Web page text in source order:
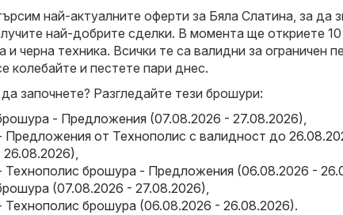
най-актуалните оферти за Бяла Слатина, за да
най-добрите сделки. В момента ще откриете
и черна техника. Всички те са валидни за ограничен
колебайте и пестете пари днес.
започнете? Разгледайте тези брошури:
- Предложения (07.08.2026 - 27.08.2026),
Предложения от Технополис с валидност до
,
Технополис брошура - Предложения (06.08.2026 -
(07.08.2026 - 27.08.2026),
Технополис брошура (06.08.2026 - 26.08.2026).